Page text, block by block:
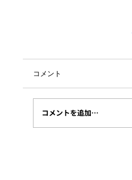
コメント
コメントを追加…